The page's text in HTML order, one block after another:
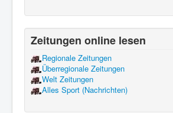
Zeitungen online lesen
Regionale Zeitungen
Überregionale Zeitungen
Welt Zeitungen
Alles Sport (Nachrichten)